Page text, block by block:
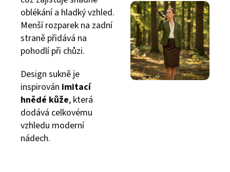
oblékání a hladký vzhled.
Menší rozparek na zadní
straně přidává na
pohodlí při chůzi.
Design sukně je
inspirován imitací
hnědé kůže, která
dodává celkovému
vzhledu moderní
nádech.